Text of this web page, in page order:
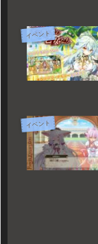
イベント
イベント